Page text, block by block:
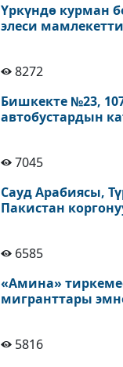
Үркүндө курман
элеси
8272
Бишкекте №23,
автобустардын
7045
Сауд Арабиясы,
Пакистан
6585
«Амина»
мигранттары
5816